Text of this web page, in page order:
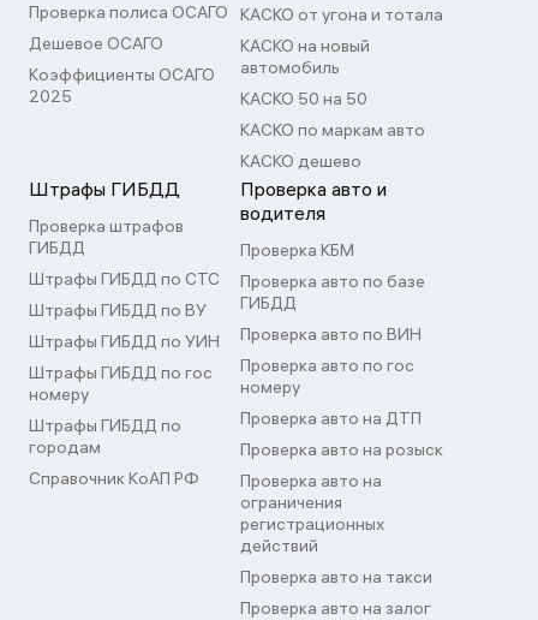
Проверка полиса ОСАГО
Дешевое ОСАГО
Коэффициенты ОСАГО
2025
КАСКО от угона и тотала
КАСКО на новый
автомобиль
КАСКО 50 на 50
КАСКО по маркам авто
КАСКО дешево
Штрафы ГИБДД
Проверка штрафов
ГИБДД
Штрафы ГИБДД по СТС
Штрафы ГИБДД по ВУ
Штрафы ГИБДД по УИН
Штрафы ГИБДД по гос
номеру
Штрафы ГИБДД по
городам
Справочник КоАП РФ
Проверка авто и
водителя
Проверка КБМ
Проверка авто по базе
ГИБДД
Проверка авто по ВИН
Проверка авто по гос
номеру
Проверка авто на ДТП
Проверка авто на розыск
Проверка авто на
ограничения
регистрационных
действий
Проверка авто на такси
Проверка авто на залог